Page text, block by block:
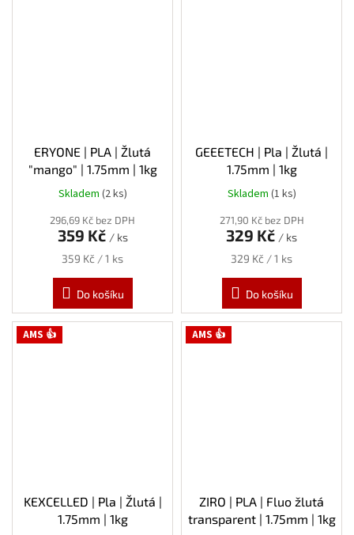
ERYONE | PLA | Žlutá
"mango" | 1.75mm | 1kg
Skladem (2 ks)
296,69 Kč bez DPH
359 Kč / ks
Měrná
359 Kč / 1 ks
Do košíku
GEEETECH | Pla | Žlutá |
1.75mm | 1kg
Skladem (1 ks)
271,90 Kč bez DPH
329 Kč / ks
Měrná
329 Kč / 1 ks
Do košíku
AMS 👍
KEXCELLED | Pla | Žlutá |
1.75mm | 1kg
AMS 👍
ZIRO | PLA | Fluo žlutá
transparent | 1.75mm | 1kg